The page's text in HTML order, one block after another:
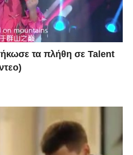
τα πλήθη σε Talent